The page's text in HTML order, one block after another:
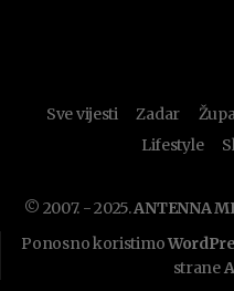
Sve vijesti Zadar
Lifestyle
© 2007. - 2025.ANTENNA
Ponosno koristimo
strane